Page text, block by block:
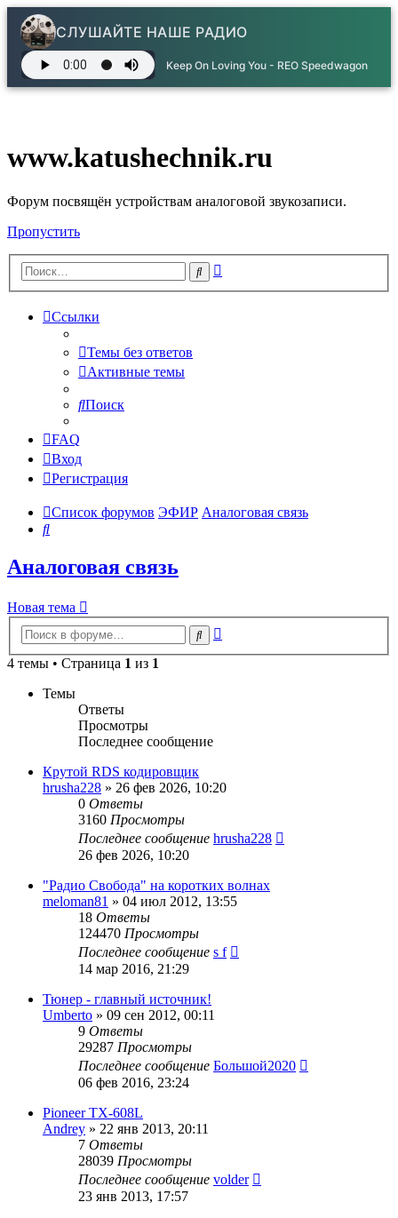
СЛУШАЙТЕ НАШЕ РАДИО
Keep On Loving You - REO Speedwagon
www.katushechnik.ru
Форум посвящён устройствам аналоговой звукозаписи.
Пропустить
Поиск
Ссылки
Темы без ответов
Активные темы
Поиск
FAQ
Вход
Регистрация
Список форумов ЭФИР Аналоговая связь
Поиск
Аналоговая связь
Новая тема
Поиск
4 темы • Страница 1 из 1
Темы
Ответы
Просмотры
Последнее сообщение
Крутой RDS кодировщик
hrusha228 » 26 фев 2026, 10:20
0 Ответы
3160 Просмотры
Последнее сообщение hrusha228
26 фев 2026, 10:20
"Радио Свобода" на коротких волнах
meloman81 » 04 июл 2012, 13:55
18 Ответы
124470 Просмотры
Последнее сообщение s f
14 мар 2016, 21:29
Тюнер - главный источник!
Umberto » 09 сен 2012, 00:11
9 Ответы
29287 Просмотры
Последнее сообщение Большой2020
06 фев 2016, 23:24
Pioneer TX-608L
Andrey » 22 янв 2013, 20:11
7 Ответы
28039 Просмотры
Последнее сообщение volder
23 янв 2013, 17:57